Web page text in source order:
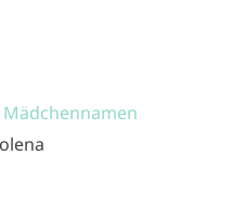
Mädchennamen